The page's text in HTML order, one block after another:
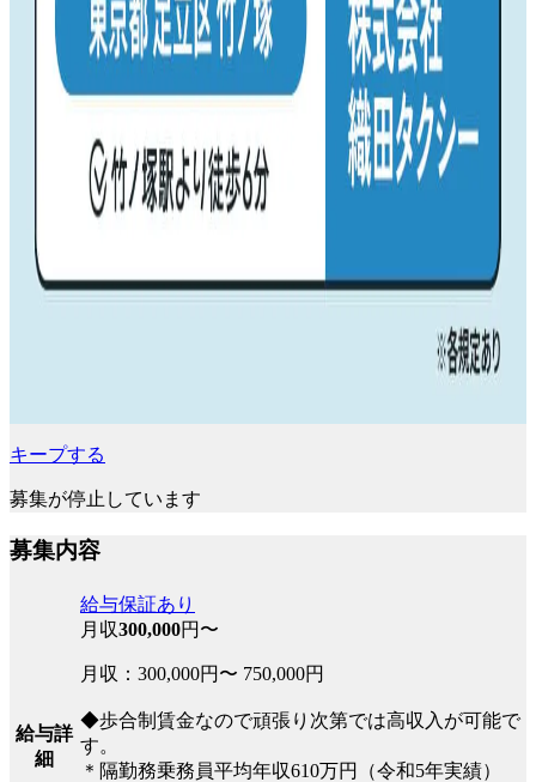
キープする
募集が停止しています
募集内容
給与詳
細
給与保証あり
月収300,000円〜
月収：300,000円〜 750,000円
◆歩合制賃金なので頑張り次第では高収入が可能で
す。
＊隔勤務乗務員平均年収610万円（令和5年実績）